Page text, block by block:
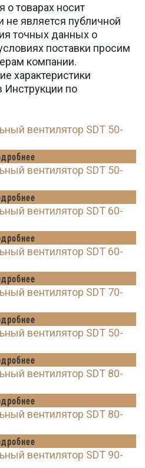
товарах носит
не является публичной
точных данных о
поставки просим
компании.
характеристики
Инструкции по
вентилятор SDT 50-
вентилятор SDT 50-
вентилятор SDT 60-
вентилятор SDT 60-
вентилятор SDT 70-
вентилятор SDT 50-
вентилятор SDT 80-
вентилятор SDT 80-
вентилятор SDT 90-